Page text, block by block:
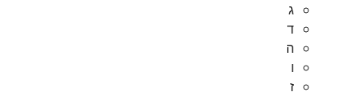
ג
ד
ה
ו
ז